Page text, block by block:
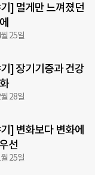
] 멀게만 느껴졌던
25일
] 장기기증과 건강
28일
] 변화보다 변화에
선
25일